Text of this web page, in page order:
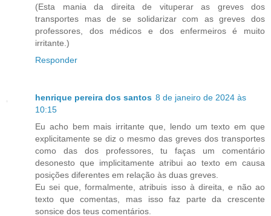
(Esta mania da direita de vituperar as greves dos
transportes mas de se solidarizar com as greves dos
professores, dos médicos e dos enfermeiros é muito
irritante.)
Responder
henrique pereira dos santos 8 de janeiro de 2024 às
10:15
Eu acho bem mais irritante que, lendo um texto em que
explicitamente se diz o mesmo das greves dos transportes
como das dos professores, tu faças um comentário
desonesto que implicitamente atribui ao texto em causa
posições diferentes em relação às duas greves.
Eu sei que, formalmente, atribuis isso à direita, e não ao
texto que comentas, mas isso faz parte da crescente
sonsice dos teus comentários.